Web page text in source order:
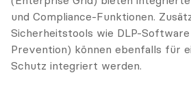
und Compliance-Funktionen.
Sicherheitstools wie DLP-
Prevention) können ebenfalls für
Schutz integriert werden.